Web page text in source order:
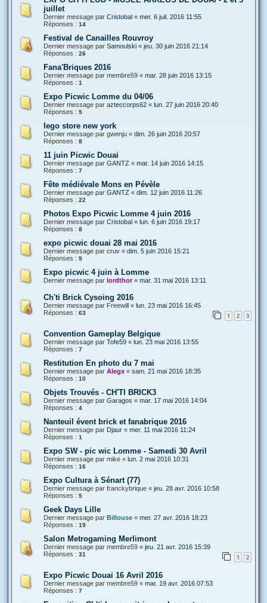
juillet
Dernier message par Cristobal « mer. 6 juil. 2016 11:55
Réponses : 14
Festival de Canailles Rouvroy
Dernier message par Samoulski « jeu. 30 juin 2016 21:14
Réponses : 26
Fana'Briques 2016
Dernier message par membre59 « mar. 28 juin 2016 13:15
Réponses : 1
Expo Picwic Lomme du 04/06
Dernier message par azteccorps62 « lun. 27 juin 2016 20:40
Réponses : 5
lego store new york
Dernier message par gwenju « dim. 26 juin 2016 20:57
Réponses : 8
11 juin Picwic Douai
Dernier message par GANTZ « mar. 14 juin 2016 14:15
Réponses : 7
Fête médiévale Mons en Pévèle
Dernier message par GANTZ « dim. 12 juin 2016 11:26
Réponses : 22
Photos Expo Picwic Lomme 4 juin 2016
Dernier message par Cristobal « lun. 6 juin 2016 19:17
Réponses : 8
expo picwic douai 28 mai 2016
Dernier message par cruv « dim. 5 juin 2016 15:21
Réponses : 9
Expo picwic 4 juin à Lomme
Dernier message par lordthor« mar. 31 mai 2016 13:11
Ch'ti Brick Cysoing 2016
Dernier message par Freewill « lun. 23 mai 2016 16:45
Réponses : 63 1 2 3
Convention Gameplay Belgique
Dernier message par Tofe59 « lun. 23 mai 2016 13:55
Réponses : 7
Restitution En photo du 7 mai
Dernier message par Alegx « sam. 21 mai 2016 18:35
Réponses : 10
Objets Trouvés - CH'TI BRICK3
Dernier message par Garagos « mar. 17 mai 2016 14:04
Réponses : 4
Nanteuil évent brick et fanabrique 2016
Dernier message par Djaur « mer. 11 mai 2016 11:24
Réponses : 1
Expo SW - pic wic Lomme - Samedi 30 Avril
Dernier message par mike « lun. 2 mai 2016 10:31
Réponses : 16
Expo Cultura à Sénart (77)
Dernier message par franckybrique « jeu. 28 avr. 2016 10:58
Réponses : 5
Geek Days Lille
Dernier message par Billouse « mer. 27 avr. 2016 18:23
Réponses : 19
Salon Metrogaming Merlimont
Dernier message par membre59 « jeu. 21 avr. 2016 15:39
Réponses : 31 1 2
Expo Picwic Douai 16 Avril 2016
Dernier message par membre59 « mar. 19 avr. 2016 07:53
Réponses : 7